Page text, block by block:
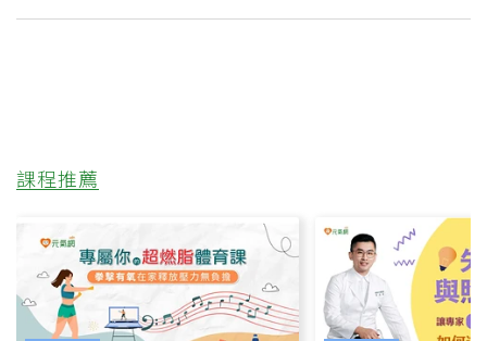
課程推薦